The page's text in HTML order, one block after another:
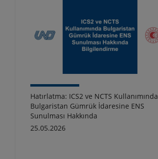
Hatırlatma: ICS2 ve NCTS Kullanımında
Bulgaristan Gümrük İdaresine ENS
Sunulması Hakkında
25.05.2026